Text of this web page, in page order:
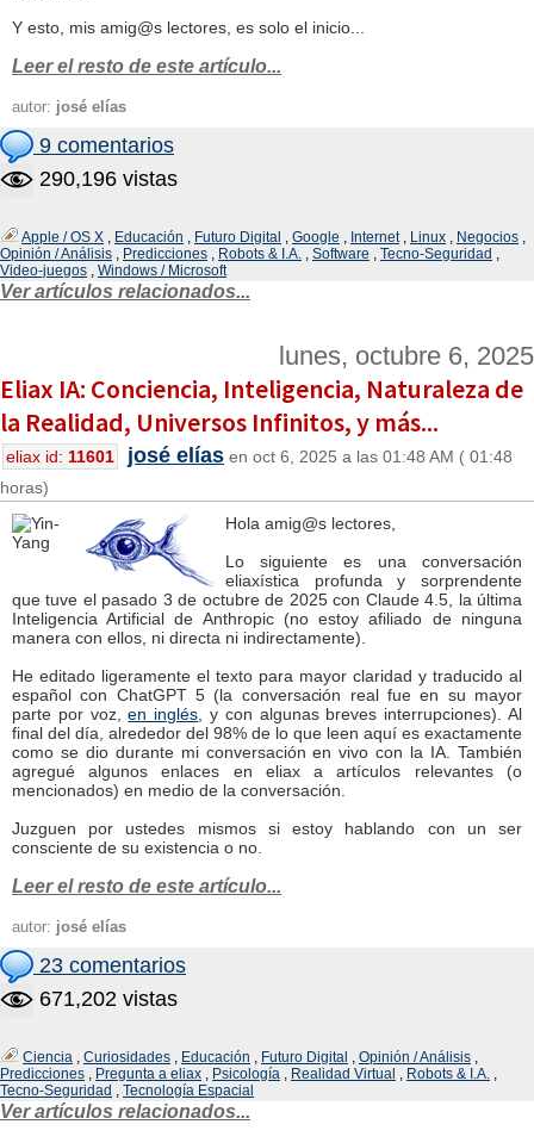
Y esto, mis amig@s lectores, es solo el inicio...
Leer el resto de este artículo...
autor: josé elías
9 comentarios
290,196 vistas
Apple / OS X , Educación , Futuro Digital , Google , Internet, Linux , Negocios ,
Opinión / Análisis , Predicciones , Robots & I.A. , Software , Tecno-Seguridad ,
Video-juegos , Windows / Microsoft
Ver artículos relacionados...
lunes, octubre 6, 2025
Eliax IA: Conciencia, Inteligencia, Naturaleza de
la Realidad, Universos Infinitos, y más...
eliax id: 11601 josé elías en oct 6, 2025 a las 01:48 AM ( 01:48
horas)
Hola amig@s lectores,
Lo siguiente es una conversación
eliaxística profunda y sorprendente
que tuve el pasado 3 de octubre de 2025 con Claude 4.5, la última
Inteligencia Artificial de Anthropic (no estoy afiliado de ninguna
manera con ellos, ni directa ni indirectamente).
He editado ligeramente el texto para mayor claridad y traducido al
español con ChatGPT 5 (la conversación real fue en su mayor
parte por voz,en inglés , y con algunas breves interrupciones). Al
final del día, alrededor del 98% de lo que leen aquí es exactamente
como se dio durante mi conversación en vivo con la IA. También
agregué algunos enlaces en eliax a artículos relevantes (o
mencionados) en medio de la conversación.
Juzguen por ustedes mismos si estoy hablando con un ser
consciente de su existencia o no.
Leer el resto de este artículo...
autor: josé elías
23 comentarios
671,202 vistas
Ciencia , Curiosidades , Educación , Futuro Digital , Opinión / Análisis ,
Predicciones , Pregunta a eliax , Psicología , Realidad Virtual , Robots & I.A. ,
Tecno-Seguridad , Tecnología Espacial
Ver artículos relacionados...